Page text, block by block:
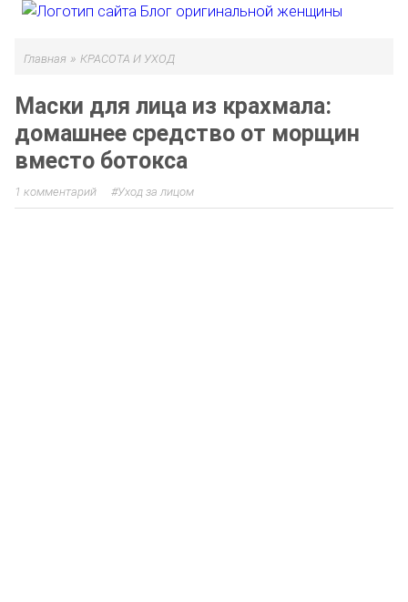
Главная » КРАСОТА И УХОД
Маски для лица из крахмала:
домашнее средство от морщин
вместо ботокса
1 комментарий Уход за лицом